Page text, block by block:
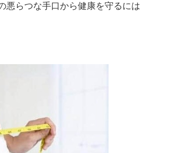
悪らつな手口から健康を守るには